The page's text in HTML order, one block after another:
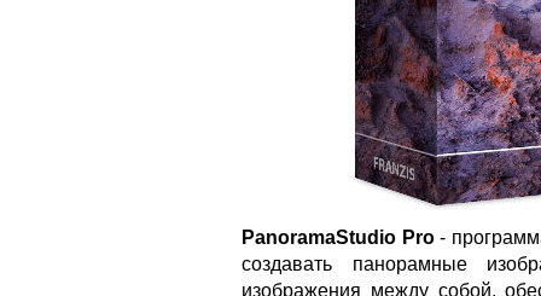
PanoramaStudio Pro-
создавать панорамные
изображения между собой,